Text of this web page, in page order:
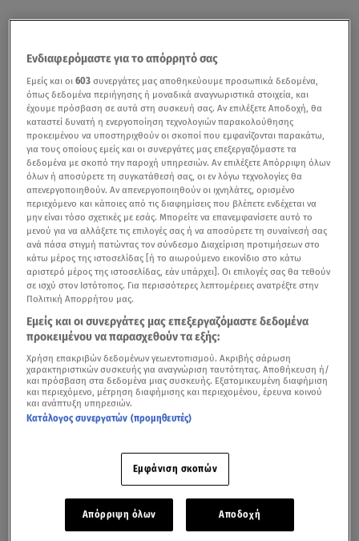
Δημήτρη Σπυριδωνίδη- Robi, όπως τον αποκαλεί- και
τους κουμπάρους της από την Αμερική.
Ενδιαφερόμαστε για το απόρρητό σας
Εμείς και οι603 συνεργάτες μας αποθηκεύουμε προσωπικά δεδομένα,
όπως δεδομένα περιήγησης ή μοναδικά αναγνωριστικά στοιχεία, και
έχουμε πρόσβαση σε αυτά στη συσκευή σας. Αν επιλέξετε Αποδοχή, θα
καταστεί δυνατή η ενεργοποίηση τεχνολογιών παρακολούθησης
προκειμένου να υποστηριχθούν οι σκοποί που εμφανίζονται παρακάτω,
για τους οποίους εμείς και οι συνεργάτες μας επεξεργαζόμαστε τα
δεδομένα με σκοπό την παροχή υπηρεσιών. Αν επιλέξετε Απόρριψη όλων
όλων ή αποσύρετε τη συγκατάθεσή σας, οι εν λόγω τεχνολογίες θα
απενεργοποιηθούν. Αν απενεργοποιηθούν οι ιχνηλάτες, ορισμένο
περιεχόμενο και κάποιες από τις διαφημίσεις που βλέπετε ενδέχεται να
μην είναι τόσο σχετικές με εσάς. Μπορείτε να επανεμφανίσετε αυτό το
μενού για να αλλάξετε τις επιλογές σας ή να αποσύρετε τη συναίνεσή σας
ανά πάσα στιγμή πατώντας τον σύνδεσμο Διαχείριση προτιμήσεων στο
κάτω μέρος της ιστοσελίδας [ή το αιωρούμενο εικονίδιο στο κάτω
αριστερό μέρος της ιστοσελίδας, εάν υπάρχει]. Οι επιλογές σας θα τεθούν
σε ισχύ στον Ιστότοπος. Για περισσότερες λεπτομέρειες ανατρέξτε στην
Πολιτική Απορρήτου μας.
Εμείς και οι συνεργάτες μας επεξεργαζόμαστε δεδομένα
προκειμένου να παρασχεθούν τα εξής:
Χρήση επακριβών δεδομένων γεωεντοπισμού. Ακριβής σάρωση
χαρακτηριστικών συσκευής για αναγνώριση ταυτότητας. Αποθήκευση ή/
και πρόσβαση στα δεδομένα μιας συσκευής. Εξατομικευμένη διαφήμιση
και περιεχόμενο, μέτρηση διαφήμισης και περιεχομένου, έρευνα κοινού
και ανάπτυξη υπηρεσιών.
Κατάλογος συνεργατών (προμηθευτές)
Εμφάνιση σκοπών
Απόρριψη όλων Αποδοχή